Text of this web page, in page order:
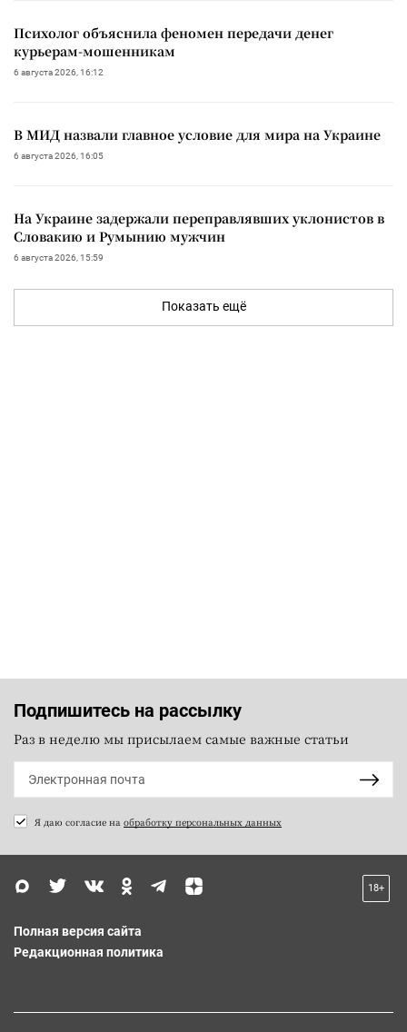
Психолог объяснила феномен передачи денег
курьерам-мошенникам
6 августа 2026, 16:12
В МИД назвали главное условие для мира на Украине
6 августа 2026, 16:05
На Украине задержали переправлявших уклонистов в
Словакию и Румынию мужчин
6 августа 2026, 15:59
Показать ещё
Подпишитесь на рассылку
Раз в неделю мы присылаем самые важные статьи
Я даю согласие на обработку персональных данных
18+
Полная версия сайта
Редакционная политика